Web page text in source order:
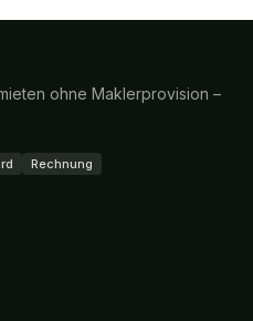
ohne Maklerprovision –
Rechnung